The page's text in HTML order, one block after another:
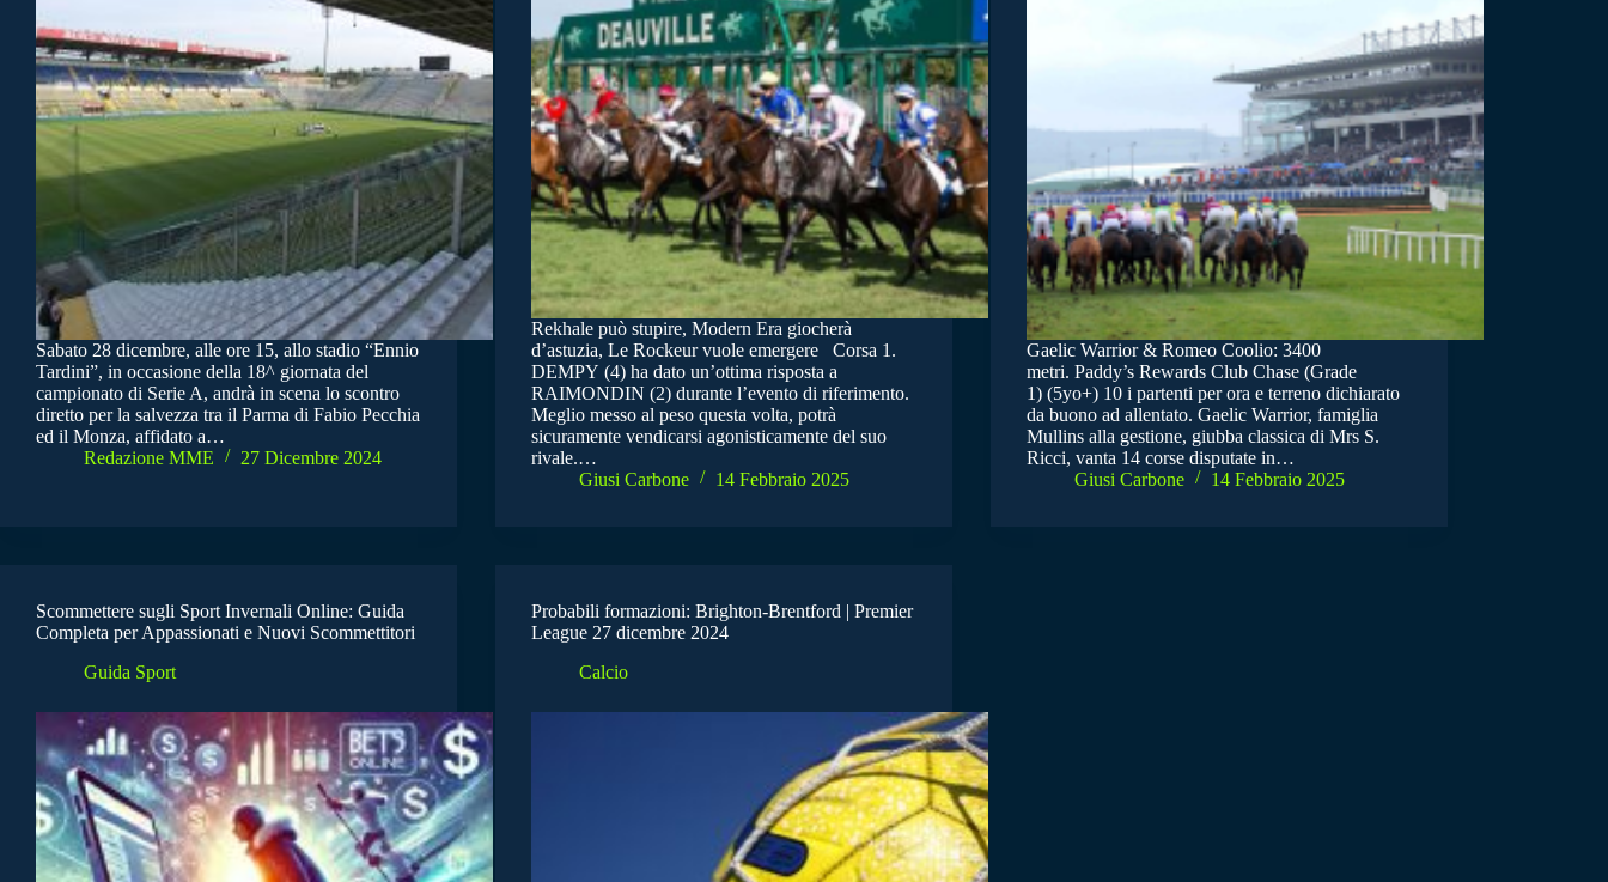
Sabato 28 dicembre, alle ore 15, allo stadio “Ennio
Tardini”, in occasione della 18^ giornata del
campionato di Serie A, andrà in scena lo scontro
diretto per la salvezza tra il Parma di Fabio Pecchia
ed il Monza, affidato a…
Redazione MME
27 Dicembre 2024
Rekhale può stupire, Modern Era giocherà
d’astuzia, Le Rockeur vuole emergere Corsa 1.
DEMPY (4) ha dato un’ottima risposta a
RAIMONDIN (2) durante l’evento di riferimento.
Meglio messo al peso questa volta, potrà
sicuramente vendicarsi agonisticamente del suo
rivale.…
Giusi Carbone
14 Febbraio 2025
Gaelic Warrior & Romeo Coolio: 3400
metri. Paddy’s Rewards Club Chase (Grade
1) (5yo+) 10 i partenti per ora e terreno dichiarato
da buono ad allentato. Gaelic Warrior, famiglia
Mullins alla gestione, giubba classica di Mrs S.
Ricci, vanta 14 corse disputate in…
Giusi Carbone
14 Febbraio 2025
Scommettere sugli Sport Invernali Online: Guida
Completa per Appassionati e Nuovi Scommettitori
Guida Sport
Probabili formazioni: Brighton-Brentford | Premier
League 27 dicembre 2024
Calcio